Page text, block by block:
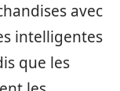
avec
intelligentes
que les